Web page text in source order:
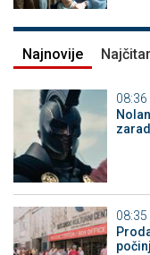
Najnovije
08:36
08:35